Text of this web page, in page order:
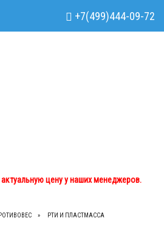
цену у наших менеджеров.
цену у наших менеджеров.
+7(499)444-09-72
РТИ И ПЛАСТМАССА